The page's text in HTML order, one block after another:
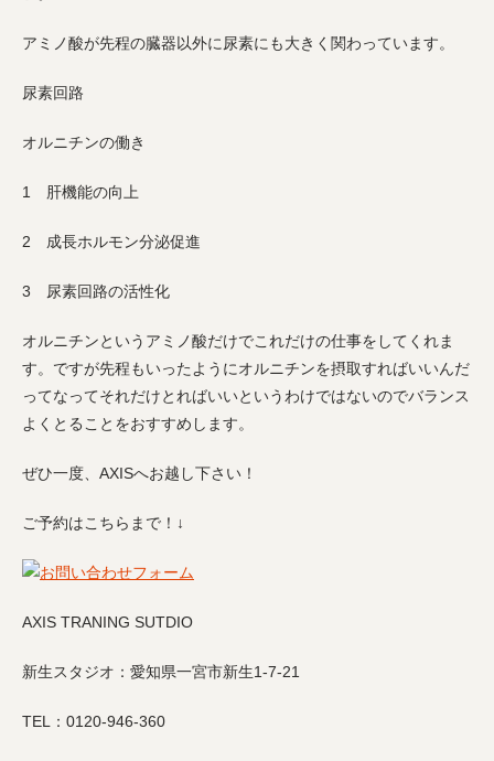
アミノ酸が先程の臓器以外に尿素にも大きく関わっています。
尿素回路
オルニチンの働き
1 肝機能の向上
2 成長ホルモン分泌促進
3 尿素回路の活性化
オルニチンというアミノ酸だけでこれだけの仕事をしてくれま
す。ですが先程もいったようにオルニチンを摂取すればいいんだ
ってなってそれだけとればいいというわけではないのでバランス
よくとることをおすすめします。
ぜひ一度、AXISへお越し下さい！
ご予約はこちらまで！↓
AXIS TRANING SUTDIO
新生スタジオ：愛知県一宮市新生1-7-21
TEL：0120-946-360